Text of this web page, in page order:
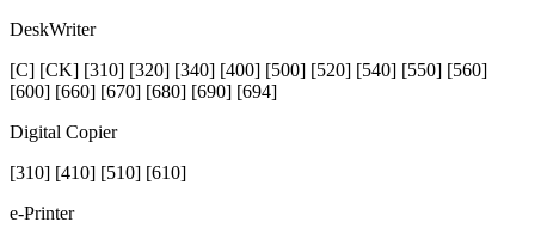
DeskWriter
[C] [CK] [310] [320] [340] [400] [500] [520] [540] [550] [560]
[600] [660] [670] [680] [690] [694]
Digital Copier
[310] [410] [510] [610]
e-Printer